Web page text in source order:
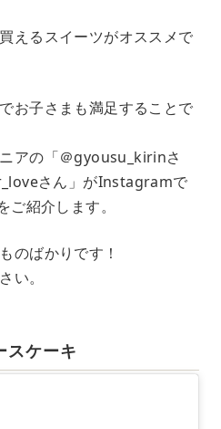
えるスイーツがオススメで
お子さまも満足することで
アの「＠gyousu_kirinさ
さん」がInstagramで
ご紹介します。
のばかりです！
い。
スケーキ